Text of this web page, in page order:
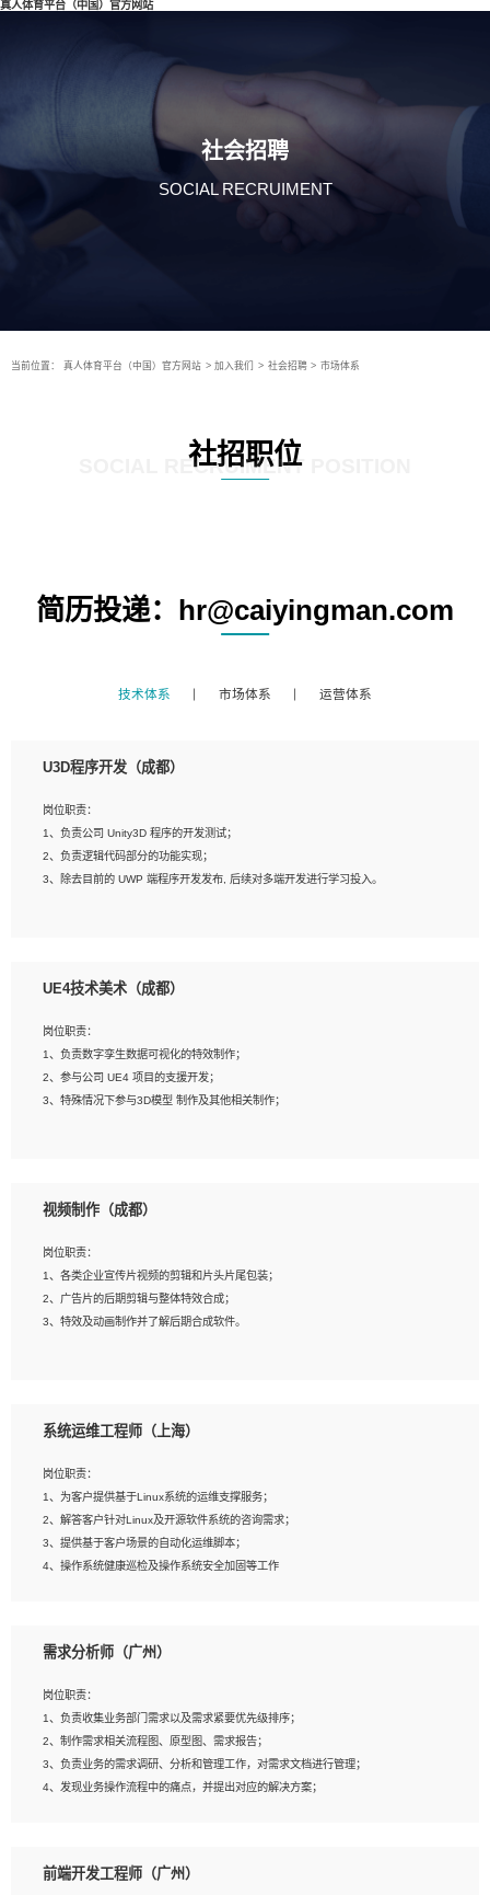
真人体育平台（中国）官方网站
社会招聘
SOCIAL RECRUIMENT
当前位置： 真人体育平台（中国）官方网站 > 加入我们 > 社会招聘 > 市场体系
社招职位
SOCIAL RECRUIMENT POSITION
简历投递：hr@caiyingman.com
技术体系 市场体系 运营体系
U3D程序开发（成都）
岗位职责：
1、负责公司 Unity3D 程序的开发测试；
2、负责逻辑代码部分的功能实现；
3、除去目前的 UWP 端程序开发发布, 后续对多端开发进行学习投入。
2、熟练掌握 Unity3D 程序开发，精通 C# 语言开发；
4、有良好的沟通能力和团队合作意识；
5、开发过 HoloLens 程序者优先。
UE4技术美术（成都）
岗位职责：
1、负责数字孪生数据可视化的特效制作；
2、参与公司 UE4 项目的支援开发；
3、特殊情况下参与3D模型 制作及其他相关制作；
上；
3、想象力丰富, 有一定的艺术审美深度；
4、有良好的场景特效搭建功底；
5、熟悉 3Ds Max 或者 Maya；
6、有良好的沟通能力和团队合作意识；
视频制作（成都）
岗位职责：
1、各类企业宣传片视频的剪辑和片头片尾包装；
2、广告片的后期剪辑与整体特效合成；
3、特效及动画制作并了解后期合成软件。
2、熟练使用After Effect、Photo Shop、熟练掌握视频剪辑和特效包装软件；
4、在剪辑上会思考，有一定编导思维；
5、踏实， 勤奋，愿意在工作中不断学习，提高自我；
6、能与同事友好相处。
系统运维工程师（上海）
岗位职责：
1、为客户提供基于Linux系统的运维支撑服务；
2、解答客户针对Linux及开源软件系统的咨询需求；
3、提供基于客户场景的自动化运维脚本；
4、操作系统健康巡检及操作系统安全加固等工作
1、全日制本科计算机相关专业毕业，3年以上相关工作经验；
3、熟练使用脚本语言，shell/python任一种，熟练使用Ansible
4、熟悉linux常见服务、中间件的基本原理、部署以及故障处理，如：Mysql、
Apache、Nginx、Zabbix、Kafka等
5、熟悉主流虚拟化技术，如：VMware、KVM
6、具备网络方面的基础知识，熟悉常见的网络协议，如TCP/IP，转发原理，路由优
8、有良好的文档编写能力和沟通能力，有RHCE证书优先
需求分析师（广州）
岗位职责：
1、负责收集业务部门需求以及需求紧要优先级排序；
2、制作需求相关流程图、原型图、需求报告；
3、负责业务的需求调研、分析和管理工作，对需求文档进行管理；
4、发现业务操作流程中的痛点，并提出对应的解决方案；
岗位要求：
前端开发工程师（广州）